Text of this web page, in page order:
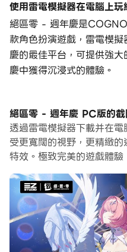
使用雷電模擬器在電腦上
絕區零 - 週年慶是
款角色扮演遊戲，雷電模
慶的最佳平台，可提供強
慶中獲得沉浸式的體驗。
當你在電腦上玩絕區零 -
行新帳號的初始玩家，多開
用的。你可以使用他們去
程。綁定您的帳號直到您
個很棒的選擇！運行同步
複主實例的操作。通過這
的帳戶。你可以總在其他
功於更快的刷初始和更省
載和玩絕區零 - 週年慶吧！
絕區零 - 週年慶 PC版的截
透過雷電模擬器下載并在
受更寬闊的視野，更精緻
特效。極致完美的遊戲體驗